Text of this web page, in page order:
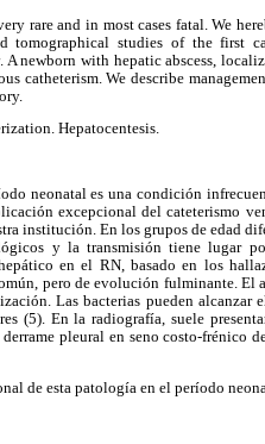
rare and in most cases fatal. We
tomographical studies of the first
newborn with hepatic abscess,
catheterism. We describe
Hepatocentesis.
neonatal es una condición
excepcional del cateterismo
institución. En los grupos de edad
y la transmisión tiene lugar
en el RN, basado en los
pero de evolución fulminante. El
Las bacterias pueden alcanzar
(5). En la radiografía, suele
pleural en seno costo-frénico
de esta patología en el período